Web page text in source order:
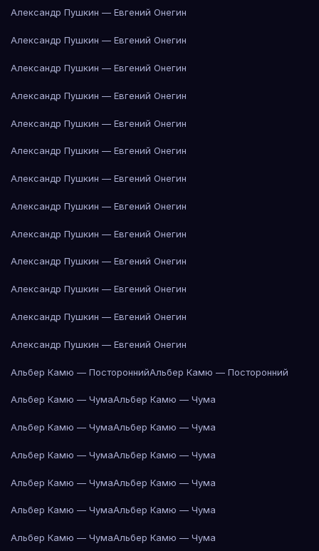
Александр Пушкин — Евгений Онегин
Александр Пушкин — Евгений Онегин
Александр Пушкин — Евгений Онегин
Александр Пушкин — Евгений Онегин
Александр Пушкин — Евгений Онегин
Александр Пушкин — Евгений Онегин
Александр Пушкин — Евгений Онегин
Александр Пушкин — Евгений Онегин
Александр Пушкин — Евгений Онегин
Александр Пушкин — Евгений Онегин
Александр Пушкин — Евгений Онегин
Александр Пушкин — Евгений Онегин
Александр Пушкин — Евгений Онегин
Альбер Камю — ПостороннийАльбер Камю — Посторонний
Альбер Камю — ЧумаАльбер Камю — Чума
Альбер Камю — ЧумаАльбер Камю — Чума
Альбер Камю — ЧумаАльбер Камю — Чума
Альбер Камю — ЧумаАльбер Камю — Чума
Альбер Камю — ЧумаАльбер Камю — Чума
Альбер Камю — ЧумаАльбер Камю — Чума